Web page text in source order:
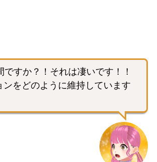
ですか？！それは凄いです！！
ンをどのように維持しています